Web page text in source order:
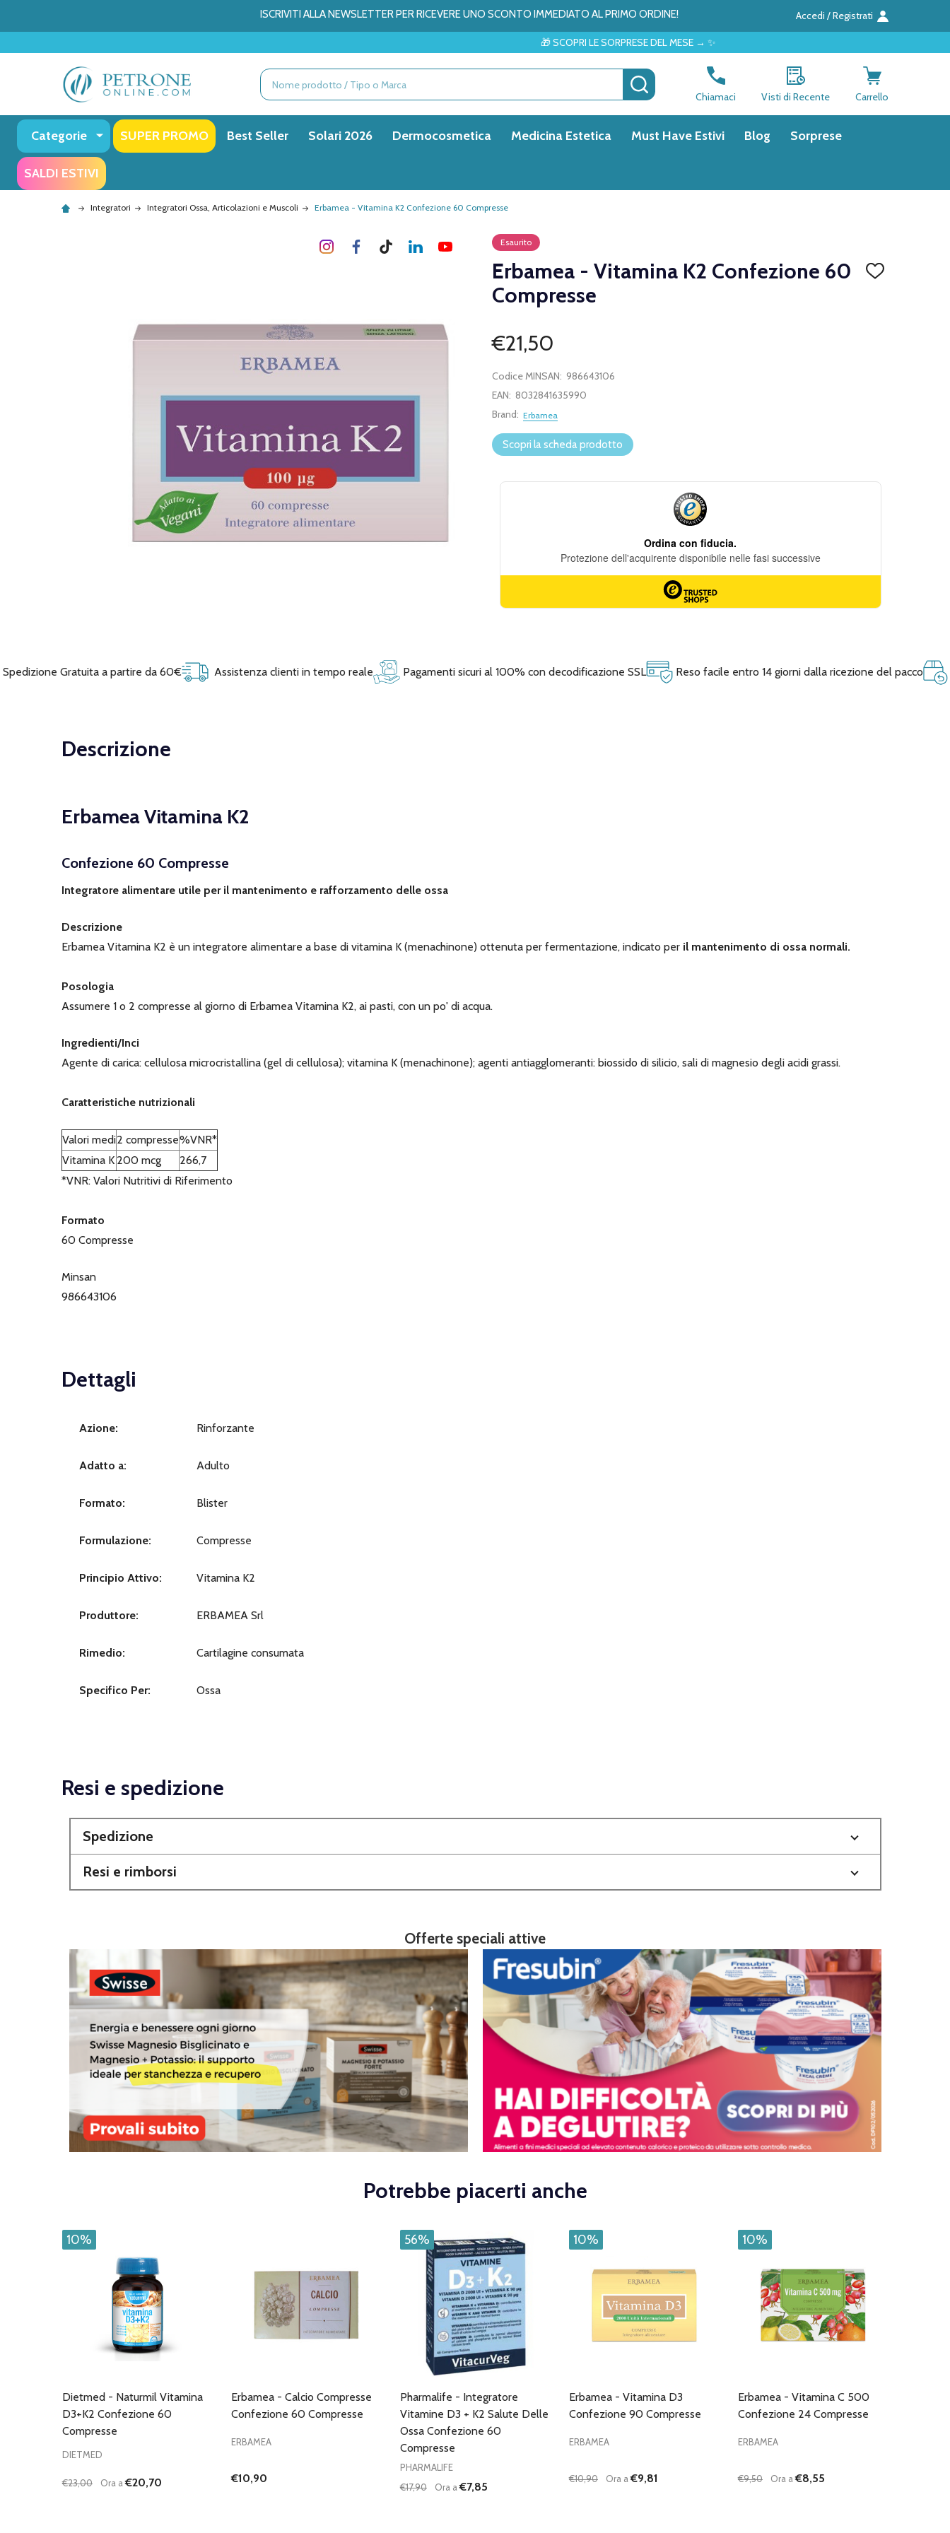
ISCRIVITI ALLA NEWSLETTER PER RICEVERE UNO SCONTO IMMEDIATO AL PRIMO ORDINE! Accedi / Registrati
🎁 SCOPRI LE SORPRESE DEL MESE → ✨
Ricerca CERCA
Chiamaci Visti di Recente Carrello
Categorie SUPER PROMO Best Seller Solari 2026 Dermocosmetica Medicina Estetica Must Have Estivi Blog Sorprese
SALDI ESTIVI
Integratori Integratori Ossa, Articolazioni e Muscoli Erbamea - Vitamina K2 Confezione 60 Compresse
Esaurito
Erbamea - Vitamina K2 Confezione 60
Compresse
AGGIUNGI
€21,50
Codice MINSAN: 986643106
EAN: 8032841635990
Brand: Erbamea
Scopri la scheda prodotto
Spedizione Gratuita a partire da 60€ Assistenza clienti in tempo reale Pagamenti sicuri al 100% con decodificazione SSL Reso facile entro 14 giorni dalla ricezione del pacco
Descrizione
Erbamea Vitamina K2
Confezione 60 Compresse
Integratore alimentare utile per il mantenimento e rafforzamento delle ossa
Descrizione
Erbamea Vitamina K2 è un integratore alimentare a base di vitamina K (menachinone) ottenuta per fermentazione, indicato per il mantenimento di ossa normali.
Posologia
Assumere 1 o 2 compresse al giorno di Erbamea Vitamina K2, ai pasti, con un po' di acqua.
Ingredienti/Inci
Agente di carica: cellulosa microcristallina (gel di cellulosa); vitamina K (menachinone); agenti antiagglomeranti: biossido di silicio, sali di magnesio degli acidi grassi.
Caratteristiche nutrizionali
Valori medi2 compresse%VNR*
Vitamina K 200 mcg
266,7
*VNR: Valori Nutritivi di Riferimento
Formato
60 Compresse
Minsan
986643106
Dettagli
Azione: Rinforzante
Adatto a: Adulto
Formato: Blister
Formulazione: Compresse
Principio Attivo: Vitamina K2
Produttore: ERBAMEA Srl
Rimedio: Cartilagine consumata
Specifico Per: Ossa
Resi e spedizione
Spedizione
Resi e rimborsi
Offerte speciali attive
Potrebbe piacerti anche
10%
Dietmed - Naturmil Vitamina
D3+K2 Confezione 60
Compresse
DIETMED
€23,00 Ora a€20,70
Erbamea - Calcio Compresse
Confezione 60 Compresse
ERBAMEA
€10,90
56%
Pharmalife - Integratore
Vitamine D3 + K2 Salute Delle
Ossa Confezione 60
Compresse
PHARMALIFE
€17,90
Ora a€7,85
10%
Erbamea - Vitamina D3
Confezione 90 Compresse
ERBAMEA
€10,90 Ora a€9,81
10%
Erbamea - Vitamina C 500
Confezione 24 Compresse
ERBAMEA
€9,50 Ora a€8,55